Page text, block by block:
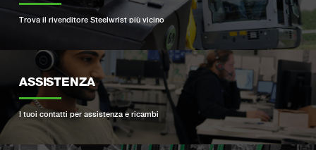
Trova il rivenditore Steelwrist più vicino
ASSISTENZA
I tuoi contatti per assistenza e ricambi